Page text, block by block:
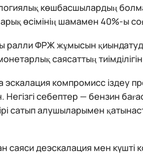
көшбасшылардың
өсімінің шамамен 40%-ы
ралли ФРЖ жұмысын
саясаттың
компромисс іздеу
себептер — бензин
сатып алушыларымен
деэскалация мен күшті